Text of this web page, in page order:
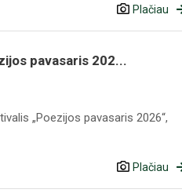
Plačiau
pavasaris 202...
„Poezijos pavasaris 2026“,
Plačiau